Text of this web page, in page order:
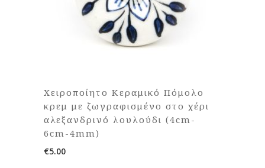
Χειροποίητο Κεραμικό Πόμολο
κρεμ με ζωγραφισμένο στο χέρι
αλεξανδρινό λουλούδι (4cm-
6cm-4mm)
€5.00